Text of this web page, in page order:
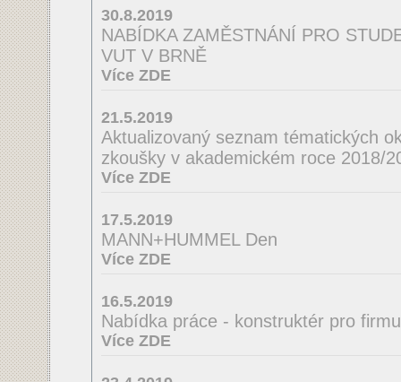
30.8.2019
NABÍDKA ZAMĚSTNÁNÍ PRO
VUT V BRNĚ
Více ZDE
21.5.2019
Aktualizovaný seznam tématických
zkoušky v akademickém roce 2018/
Více ZDE
17.5.2019
MANN+HUMMEL Den
Více ZDE
16.5.2019
Nabídka práce - konstruktér pro
Více ZDE